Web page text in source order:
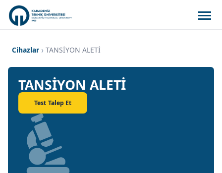
Cihazlar TANSİYON ALETİ
TANSİYON ALETİ
Test Talep Et